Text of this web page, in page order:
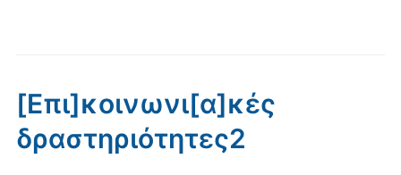
[Επι]κοινωνι[α]κές
δραστηριότητες2